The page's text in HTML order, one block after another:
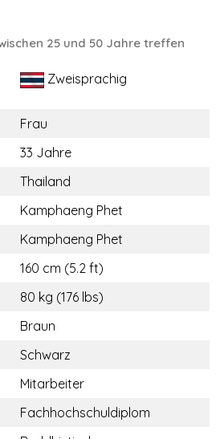
25 und 50 Jahre treffen
Zweisprachig
Frau
33 Jahre
Thailand
Kamphaeng Phet
Kamphaeng Phet
160 cm (5.2 ft)
80 kg (176 lbs)
Braun
Schwarz
Mitarbeiter
Fachhochschuldiplom